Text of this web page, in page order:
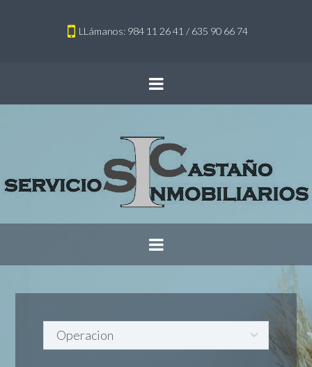
LLámanos: 984 11 26 41 / 635 90 66 74